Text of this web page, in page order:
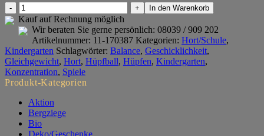
Planeten-
Hüpfball
Menge
In den Warenkorb
Kauf auf Rechnung möglich
Wir beraten Sie gerne persönlich: 08039 / 909 202
Artikelnummer: 11-170387 Kategorien: Hort/Schule,
Kindergarten Schlagwörter: Balance, Geschicklichkeit,
Gleichgewicht, Hort, Hüpfball, Hüpfen, Kindergarten,
Konzentration, Spiele
Produkt-Kategorien
Aktion
Bergziege
Bio
Deko/Geschenke